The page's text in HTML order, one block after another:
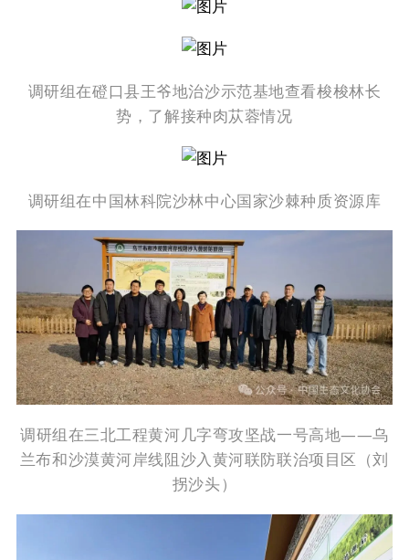
调研组在磴口县王爷地治沙示范基地查看梭梭林长
势， 了解接种肉苁蓉情况
调研组在中国林科院沙林中心国家沙棘种质资源库
调研组在三北工程黄河几字弯攻坚战一号高地——乌
兰布和沙漠黄河岸线阻沙入黄河联防联治项目区 （刘
拐沙头）